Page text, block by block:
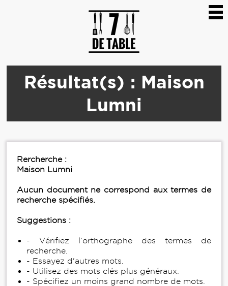
Résultat(s) : Maison
Lumni
Rercherche :
Maison Lumni
Aucun document ne correspond aux termes de
recherche spécifiés.
Suggestions :
- Vérifiez l’orthographe des termes de
recherche.
- Essayez d'autres mots.
- Utilisez des mots clés plus généraux.
- Spécifiez un moins grand nombre de mots.